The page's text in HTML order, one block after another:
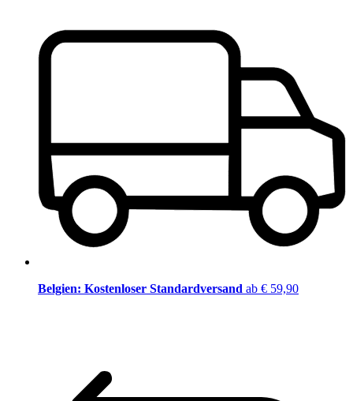
Belgien: Kostenloser Standardversand ab € 59,90